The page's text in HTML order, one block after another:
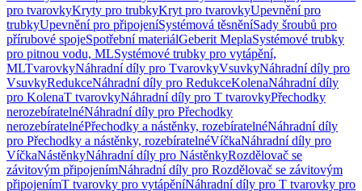
pro tvarovkyKryty pro trubkyKryt pro tvarovkyUpevnění pro
trubkyUpevnění pro připojeníSystémová těsněníSady šroubů pro
přírubové spojeSpotřební materiálGeberit MeplaSystémové trubky
pro pitnou vodu, MLSystémové trubky pro vytápění,
MLTvarovkyNáhradní díly pro TvarovkyVsuvkyNáhradní díly pro
VsuvkyRedukceNáhradní díly pro RedukceKolenaNáhradní díly
pro KolenaT tvarovkyNáhradní díly pro T tvarovkyPřechodky
nerozebíratelnéNáhradní díly pro Přechodky
nerozebíratelnéPřechodky a nástěnky, rozebíratelnéNáhradní díly
pro Přechodky a nástěnky, rozebíratelnéVíčkaNáhradní díly pro
VíčkaNástěnkyNáhradní díly pro NástěnkyRozdělovač se
závitovým připojenímNáhradní díly pro Rozdělovač se závitovým
připojenímT tvarovky pro vytápěníNáhradní díly pro T tvarovky pro